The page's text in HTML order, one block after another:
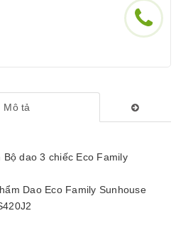
Mô tả
dao 3 chiếc Eco Family
Dao Eco Family Sunhouse